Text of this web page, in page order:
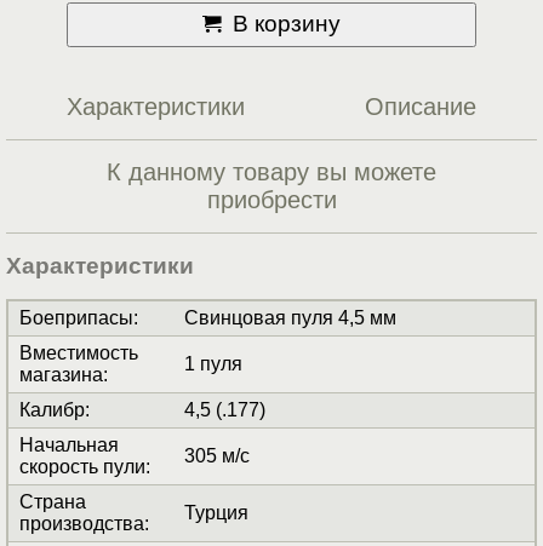
В корзину
Характеристики Описание
К данному товару вы можете
приобрести
Характеристики
Боеприпасы:
Свинцовая пуля 4,5 мм
Вместимость
магазина:
1 пуля
Калибр:
4,5 (.177)
Начальная
скорость пули:
305 м/с
Страна
производства:
Турция